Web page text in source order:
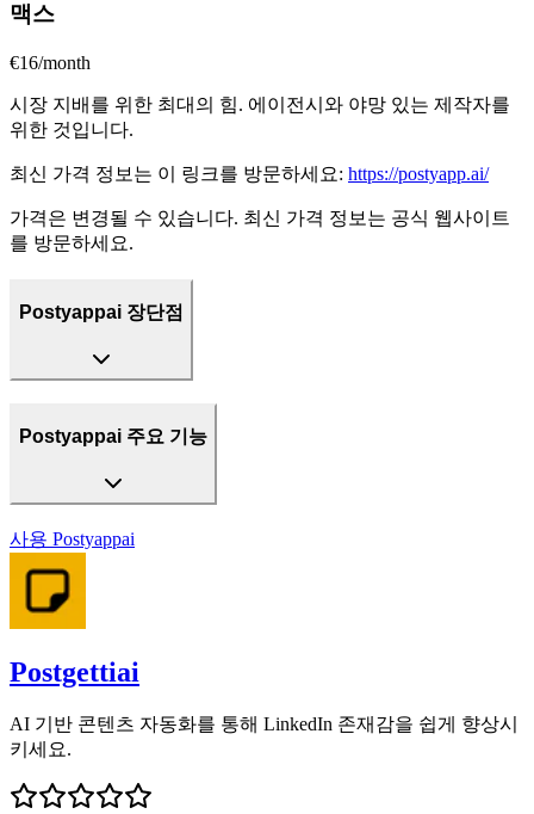
맥스
€16/month
시장 지배를 위한 최대의 힘. 에이전시와 야망 있는 제작자를
위한 것입니다.
최신 가격 정보는 이 링크를 방문하세요: https://postyapp.ai/
가격은 변경될 수 있습니다. 최신 가격 정보는 공식 웹사이트
를 방문하세요.
Postyappai 장단점
Postyappai 주요 기능
사용 Postyappai
Postgettiai
AI 기반 콘텐츠 자동화를 통해 LinkedIn 존재감을 쉽게 향상시
키세요.